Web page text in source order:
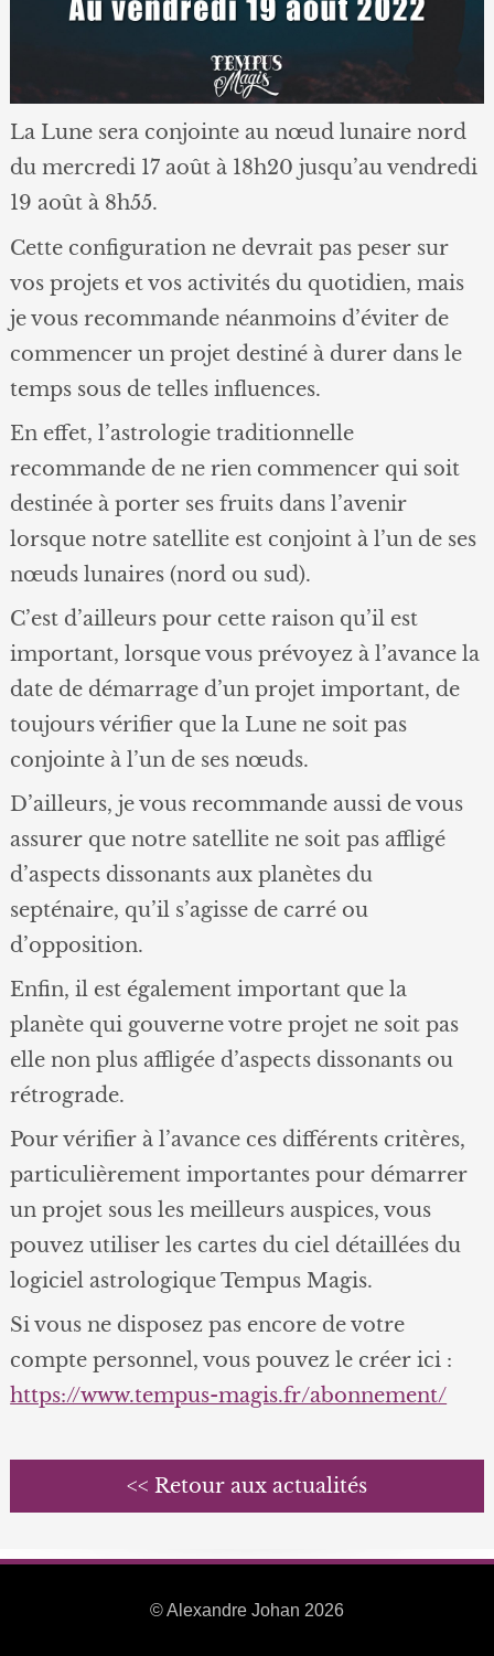
La Lune sera conjointe au nœud lunaire nord
du mercredi 17 août à 18h20 jusqu’au vendredi
19 août à 8h55.
Cette configuration ne devrait pas peser sur
vos projets et vos activités du quotidien, mais
je vous recommande néanmoins d’éviter de
commencer un projet destiné à durer dans le
temps sous de telles influences.
En effet, l’astrologie traditionnelle
recommande de ne rien commencer qui soit
destinée à porter ses fruits dans l’avenir
lorsque notre satellite est conjoint à l’un de ses
nœuds lunaires (nord ou sud).
C’est d’ailleurs pour cette raison qu’il est
important, lorsque vous prévoyez à l’avance la
date de démarrage d’un projet important, de
toujours vérifier que la Lune ne soit pas
conjointe à l’un de ses nœuds.
D’ailleurs, je vous recommande aussi de vous
assurer que notre satellite ne soit pas affligé
d’aspects dissonants aux planètes du
septénaire, qu’il s’agisse de carré ou
d’opposition.
Enfin, il est également important que la
planète qui gouverne votre projet ne soit pas
elle non plus affligée d’aspects dissonants ou
rétrograde.
Pour vérifier à l’avance ces différents critères,
particulièrement importantes pour démarrer
un projet sous les meilleurs auspices, vous
pouvez utiliser les cartes du ciel détaillées du
logiciel astrologique Tempus Magis.
Si vous ne disposez pas encore de votre
compte personnel, vous pouvez le créer ici :
https://www.tempus-magis.fr/abonnement/
<< Retour aux actualités
© Alexandre Johan 2026